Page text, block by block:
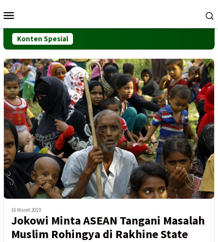
Mobile
Konten Spesial
16 Maret 2019
Jokowi Minta ASEAN Tangani Masalah
Muslim Rohingya di Rakhine State